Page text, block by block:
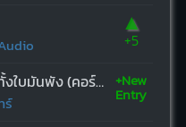
▲
+5
ก่อนที่โลกทั้งใบมันพัง (คอร์ด ง่ายๆ)
ร์
+New
Entry